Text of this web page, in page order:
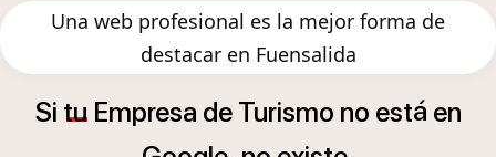
Una web profesional es la mejor forma de
destacar en Fuensalida
Si tu Empresa de Turismo no está en